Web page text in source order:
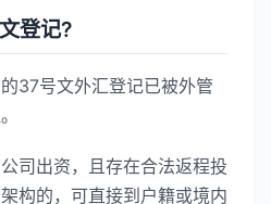
登记?
37号文外汇登记已被外管
司出资，且存在合法返程投
构的，可直接到户籍或境内